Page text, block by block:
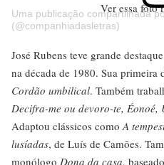
Ver essa foto
Uma publicação compartilhada
(@companhiadasletras)
José Rubens teve grande
na década de 1980. Sua primeira
Cordão umbilical. Também
Decifra-me ou devoro-te, Éonoé,
Adaptou clássicos comoA
lusíadas, de Luís de Camões.
monólogo Dona da casa,